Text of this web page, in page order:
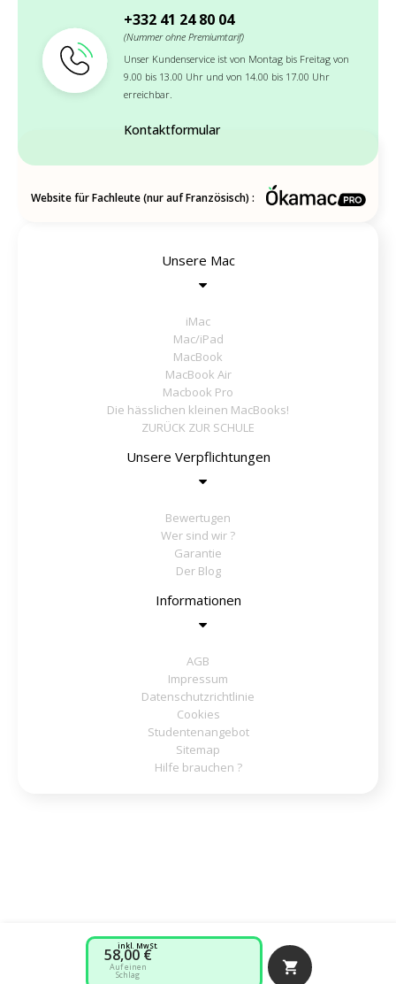
58,00 €
inkl. MwSt.
Auf einen
Schlag 
+332 41 24 80 04
(Nummer ohne Premiumtarif)
Unser Kundenservice ist von Montag bis Freitag von
9.00 bis 13.00 Uhr und von 14.00 bis 17.00 Uhr
erreichbar.
Kontaktformular
Website für Fachleute (nur auf Französisch) :
Unsere Mac
iMac
Mac/iPad
MacBook
MacBook Air
Macbook Pro
Die hässlichen kleinen MacBooks!
ZURÜCK ZUR SCHULE
Unsere Verpflichtungen
Bewertugen
Wer sind wir ?
Garantie
Der Blog
Informationen
AGB
Impressum
Datenschutzrichtlinie
Cookies
Studentenangebot
Sitemap
Hilfe brauchen ?